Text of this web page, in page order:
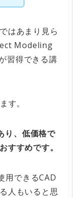
はあまり見ら
Modeling
習得できる講
す。
り、低価格で
すすめです。
用できるCAD
人もいると思